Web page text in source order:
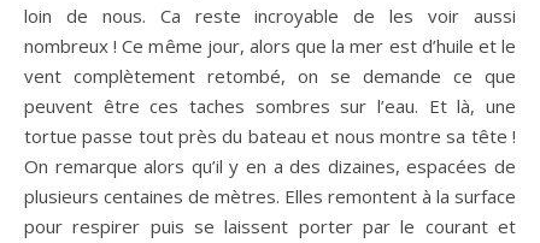
loin de nous. Ca reste incroyable de les voir aussi
nombreux ! Ce même jour, alors que la mer est d’huile et le
vent complètement retombé, on se demande ce que
peuvent être ces taches sombres sur l’eau. Et là, une
tortue passe tout près du bateau et nous montre sa tête !
On remarque alors qu’il y en a des dizaines, espacées de
plusieurs centaines de mètres. Elles remontent à la surface
pour respirer puis se laissent porter par le courant et